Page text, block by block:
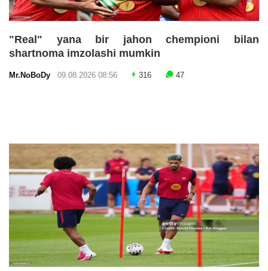
"Real" yana bir jahon chempioni bilan
shartnoma imzolashi mumkin
Mr.NoBoDy 09.08.2026 08:56 316 47